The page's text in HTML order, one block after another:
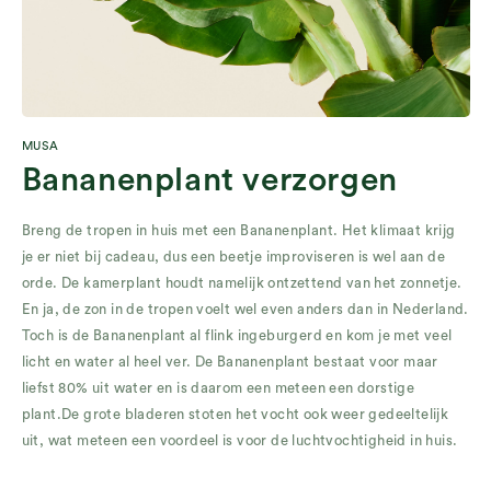
MUSA
Bananenplant verzorgen
Breng de tropen in huis met een Bananenplant. Het klimaat krijg
je er niet bij cadeau, dus een beetje improviseren is wel aan de
orde. De kamerplant houdt namelijk ontzettend van het zonnetje.
En ja, de zon in de tropen voelt wel even anders dan in Nederland.
Toch is de Bananenplant al flink ingeburgerd en kom je met veel
licht en water al heel ver. De Bananenplant bestaat voor maar
liefst 80% uit water en is daarom een meteen een dorstige
plant.De grote bladeren stoten het vocht ook weer gedeeltelijk
uit, wat meteen een voordeel is voor de luchtvochtigheid in huis.